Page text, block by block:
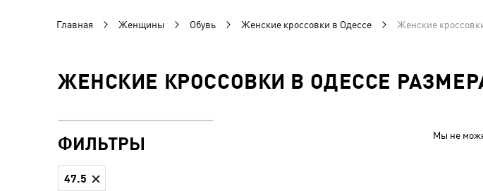
Главная Женщины Обувь Женские кроссовки в Одессе Женские
ЖЕНСКИЕ КРОССОВКИ В ОДЕССЕ
Мы не
ФИЛЬТРЫ
47.5